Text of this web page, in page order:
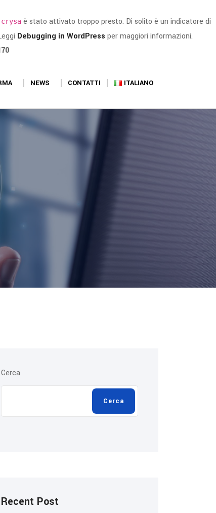
crysa è stato attivato troppo presto. Di solito è un indicatore di
Debugging in WordPress per maggiori informazioni.
NEWS CONTATTI ITALIANO
Cerca
Cerca
Recent Post